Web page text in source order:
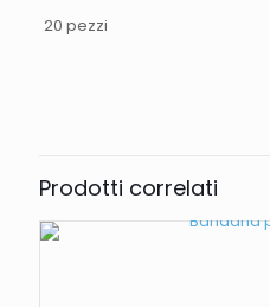
20 pezzi
Prodotti correlati